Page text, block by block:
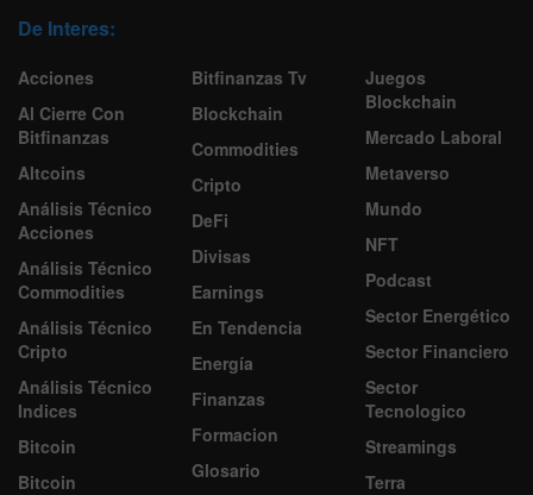
De Interes:
Acciones
Al Cierre Con
Bitfinanzas
Altcoins
Análisis Técnico
Acciones
Análisis Técnico
Commodities
Análisis Técnico
Cripto
Análisis Técnico
Indices
Bitcoin
Bitcoin
Bitfinanzas Tv
Blockchain
Commodities
Cripto
DeFi
Divisas
Earnings
En Tendencia
Energía
Finanzas
Formacion
Glosario
Juegos
Blockchain
Mercado Laboral
Metaverso
Mundo
NFT
Podcast
Sector Energético
Sector Financiero
Sector
Tecnologico
Streamings
Terra